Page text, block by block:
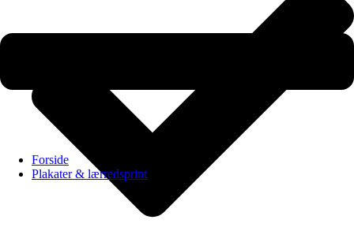
Forside
Plakater & lærredsprint